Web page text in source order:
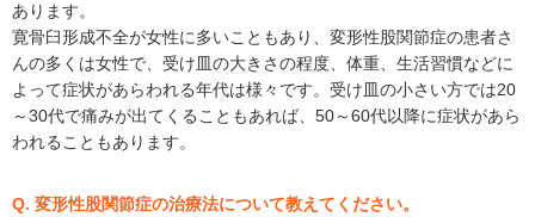
あります。
寛骨臼形成不全が女性に多いこともあり、変形性股関節症の患者さ
んの多くは女性で、受け皿の大きさの程度、体重、生活習慣などに
よって症状があらわれる年代は様々です。受け皿の小さい方では20
～30代で痛みが出てくることもあれば、50～60代以降に症状があら
われることもあります。
Q. 変形性股関節症の治療法について教えてください。